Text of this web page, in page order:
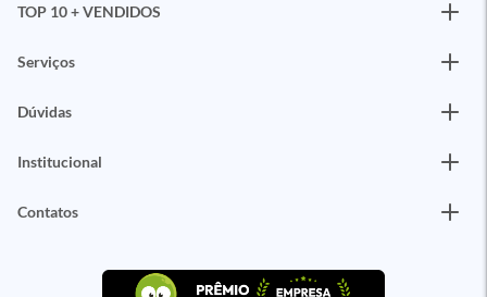
TOP 10 + VENDIDOS
Serviços
Dúvidas
Institucional
Contatos